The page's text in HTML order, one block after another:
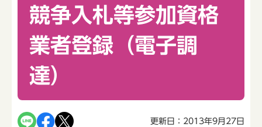
競争入札等参加資格
業者登録（電子調
達）
更新日：2013年9月27日